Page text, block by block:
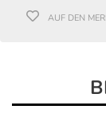
AUF DEN